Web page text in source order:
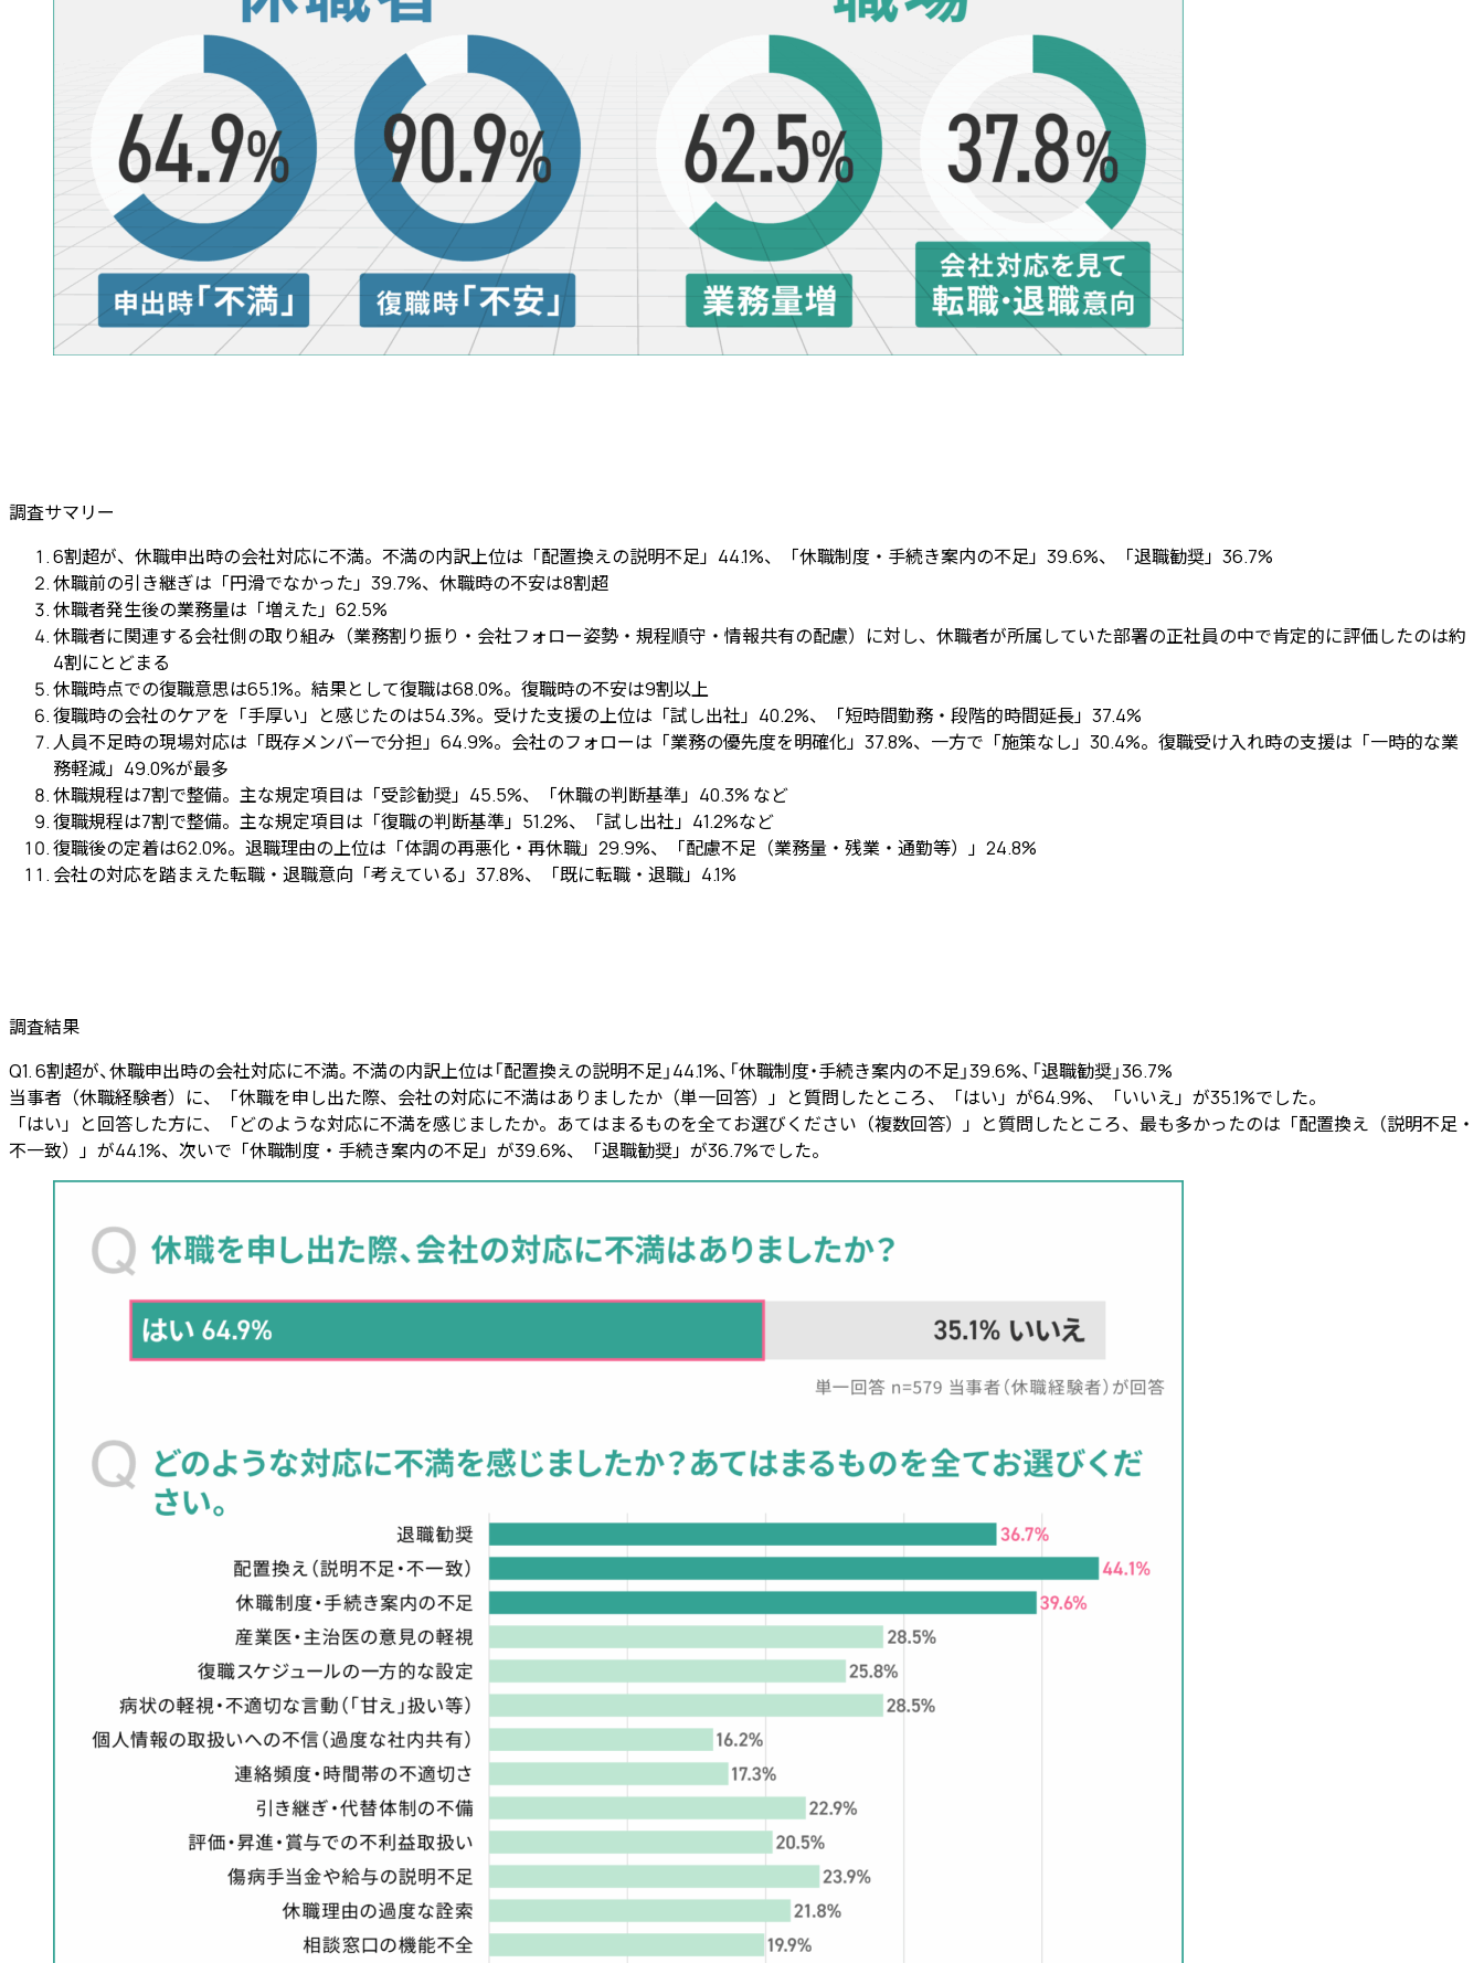
調査サマリー
6割超が、休職申出時の会社対応に不満。不満の内訳上位は「配置換えの説明不足」44.1%、「休職制度・手続き案内の不足」39.6%、「退職勧奨」36.7%
休職前の引き継ぎは「円滑でなかった」39.7%、休職時の不安は8割超
休職者発生後の業務量は「増えた」62.5%
休職者に関連する会社側の取り組み（業務割り振り・会社フォロー姿勢・規程順守・情報共有の配慮）に対し、休職者が所属していた部署の正社員の中で肯定的に評価したのは約
4割にとどまる
休職時点での復職意思は65.1%。結果として復職は68.0%。復職時の不安は9割以上
復職時の会社のケアを「手厚い」と感じたのは54.3%。受けた支援の上位は「試し出社」40.2%、「短時間勤務・段階的時間延長」37.4%
人員不足時の現場対応は「既存メンバーで分担」64.9%。会社のフォローは「業務の優先度を明確化」37.8%、一方で「施策なし」30.4%。復職受け入れ時の支援は「一時的な業
務軽減」49.0%が最多
休職規程は7割で整備。主な規定項目は「受診勧奨」45.5%、「休職の判断基準」40.3% など
復職規程は7割で整備。主な規定項目は「復職の判断基準」51.2%、「試し出社」41.2%など
復職後の定着は62.0%。退職理由の上位は「体調の再悪化・再休職」29.9%、「配慮不足（業務量・残業・通勤等）」24.8%
会社の対応を踏まえた転職・退職意向「考えている」37.8%、「既に転職・退職」4.1%
調査結果
Q1. 6割超が、休職申出時の会社対応に不満。不満の内訳上位は「配置換えの説明不足」44.1%、「休職制度・手続き案内の不足」39.6%、「退職勧奨」36.7%
当事者（休職経験者）に、「休職を申し出た際、会社の対応に不満はありましたか（単一回答）」と質問したところ、「はい」が64.9%、「いいえ」が35.1%でした。
「はい」と回答した方に、「どのような対応に不満を感じましたか。あてはまるものを全てお選びください（複数回答）」と質問したところ、最も多かったのは「配置換え（説明不足・
不一致）」が44.1%、次いで「休職制度・手続き案内の不足」が39.6%、「退職勧奨」が36.7%でした。